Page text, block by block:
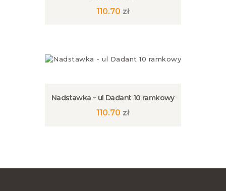
110.70 zł
Nadstawka – ul Dadant 10 ramkowy
110.70 zł